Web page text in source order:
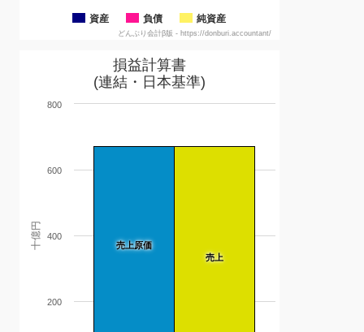
資産 負債 純資産
どんぶり会計β版 - https://donburi.accountant/
十億円
損益計算書
(連結・日本基準)
売上原価
売上
200
400
600
800